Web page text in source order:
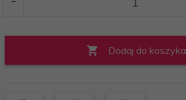
Dodaj do koszyka